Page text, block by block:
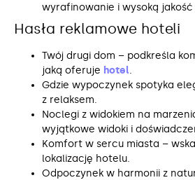
wyrafinowanie i wysoką
Hasła reklamowe hoteli
Twój drugi dom – podkreśla
jaką oferuje hotel.
Gdzie wypoczynek spotyka
z relaksem.
Noclegi z widokiem na
wyjątkowe widoki i
Komfort w sercu miasta –
lokalizację hotelu.
Odpoczynek w harmonii z